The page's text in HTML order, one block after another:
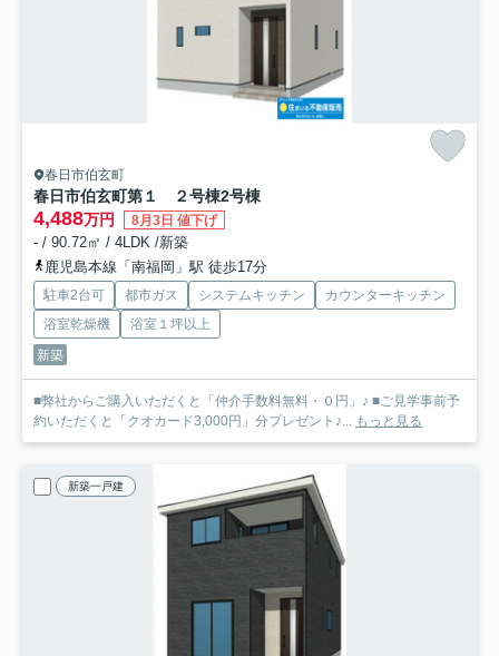
春日市伯玄町
春日市伯玄町第１ ２号棟2号棟
4,488万円 8月3日 値下げ
- / 90.72㎡ / 4LDK /新築
鹿児島本線「南福岡」駅 徒歩17分
駐車2台可 都市ガス システムキッチン
カウンターキッチン
浴室乾燥機
浴室１坪以上
新築
■弊社からご購入いただくと「仲介手数料無料・０円」♪ ■ご見学事前予
約いただくと「クオカード3,000円」分プレゼント♪... もっと見る
新築一戸建